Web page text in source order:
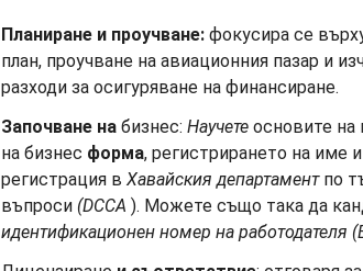
Планиране и проучване: фокусира се
план, проучване на авиационния пазар и
разходи за осигуряване на финансиране.
Започване на бизнес: Научете основите на
на бизнес форма, регистрирането на име
регистрация в Хавайския департаментпо
въпроси (DCCA ). Можете също така да
идентификационен номер на работодателя